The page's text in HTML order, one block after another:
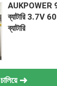
AUKPOWER
ব্যাটারি 3.7V
ব্যাটারি
চালিয়ে